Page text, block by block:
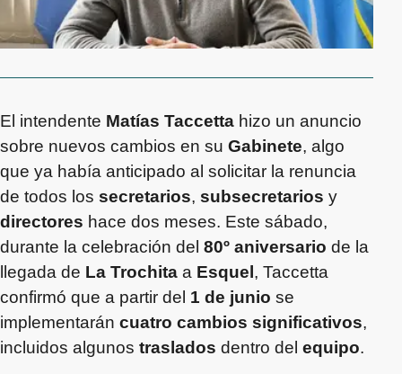
El intendente Matías Taccetta hizo un anuncio
sobre nuevos cambios en su Gabinete, algo
que ya había anticipado al solicitar la renuncia
de todos los secretarios, subsecretarios y
directores hace dos meses. Este sábado,
durante la celebración del 80º aniversario de la
llegada de La Trochita a Esquel , Taccetta
confirmó que a partir del 1 de junio se
implementarán cuatro cambios significativos,
incluidos algunos traslados dentro del equipo.